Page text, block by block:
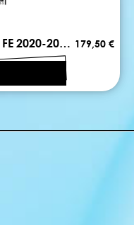
MX Grafiche HUSQVARNA 350 FE 2020-2023 FIRST 179,50 €